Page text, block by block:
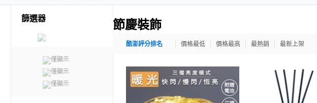
篩選器
僅顯示
僅顯示
僅顯示
節慶裝飾
酷澎評分排名 價格最低 價格最高 最熱銷 最新上架